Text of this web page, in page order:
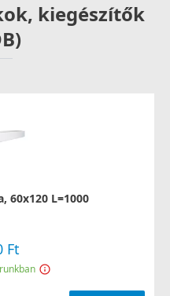
kiegészítők
60x120 L=1000
Ft